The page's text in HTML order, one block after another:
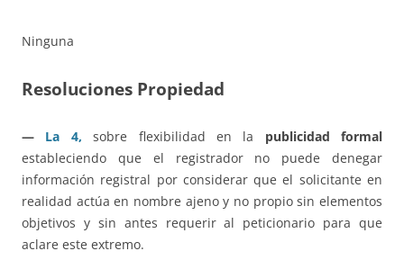
Ninguna
Resoluciones Propiedad
— La 4, sobre flexibilidad en la publicidad formal
estableciendo que el registrador no puede denegar
información registral por considerar que el solicitante en
realidad actúa en nombre ajeno y no propio sin elementos
objetivos y sin antes requerir al peticionario para que
aclare este extremo.